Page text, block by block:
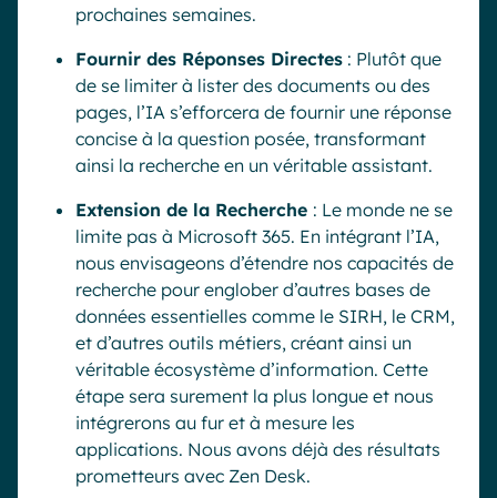
prochaines semaines.
Fournir des Réponses Directes : Plutôt que
de se limiter à lister des documents ou des
pages, l’IA s’efforcera de fournir une réponse
concise à la question posée, transformant
ainsi la recherche en un véritable assistant.
Extension de la Recherche : Le monde ne se
limite pas à Microsoft 365. En intégrant l’IA,
nous envisageons d’étendre nos capacités de
recherche pour englober d’autres bases de
données essentielles comme le SIRH, le CRM,
et d’autres outils métiers, créant ainsi un
véritable écosystème d’information. Cette
étape sera surement la plus longue et nous
intégrerons au fur et à mesure les
applications. Nous avons déjà des résultats
prometteurs avec Zen Desk.